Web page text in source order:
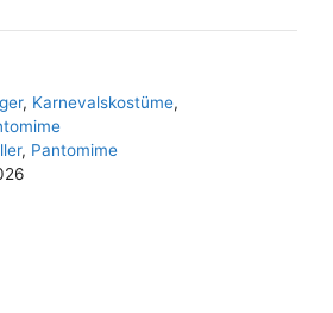
, Karnevalskostüme,
, Pantomime